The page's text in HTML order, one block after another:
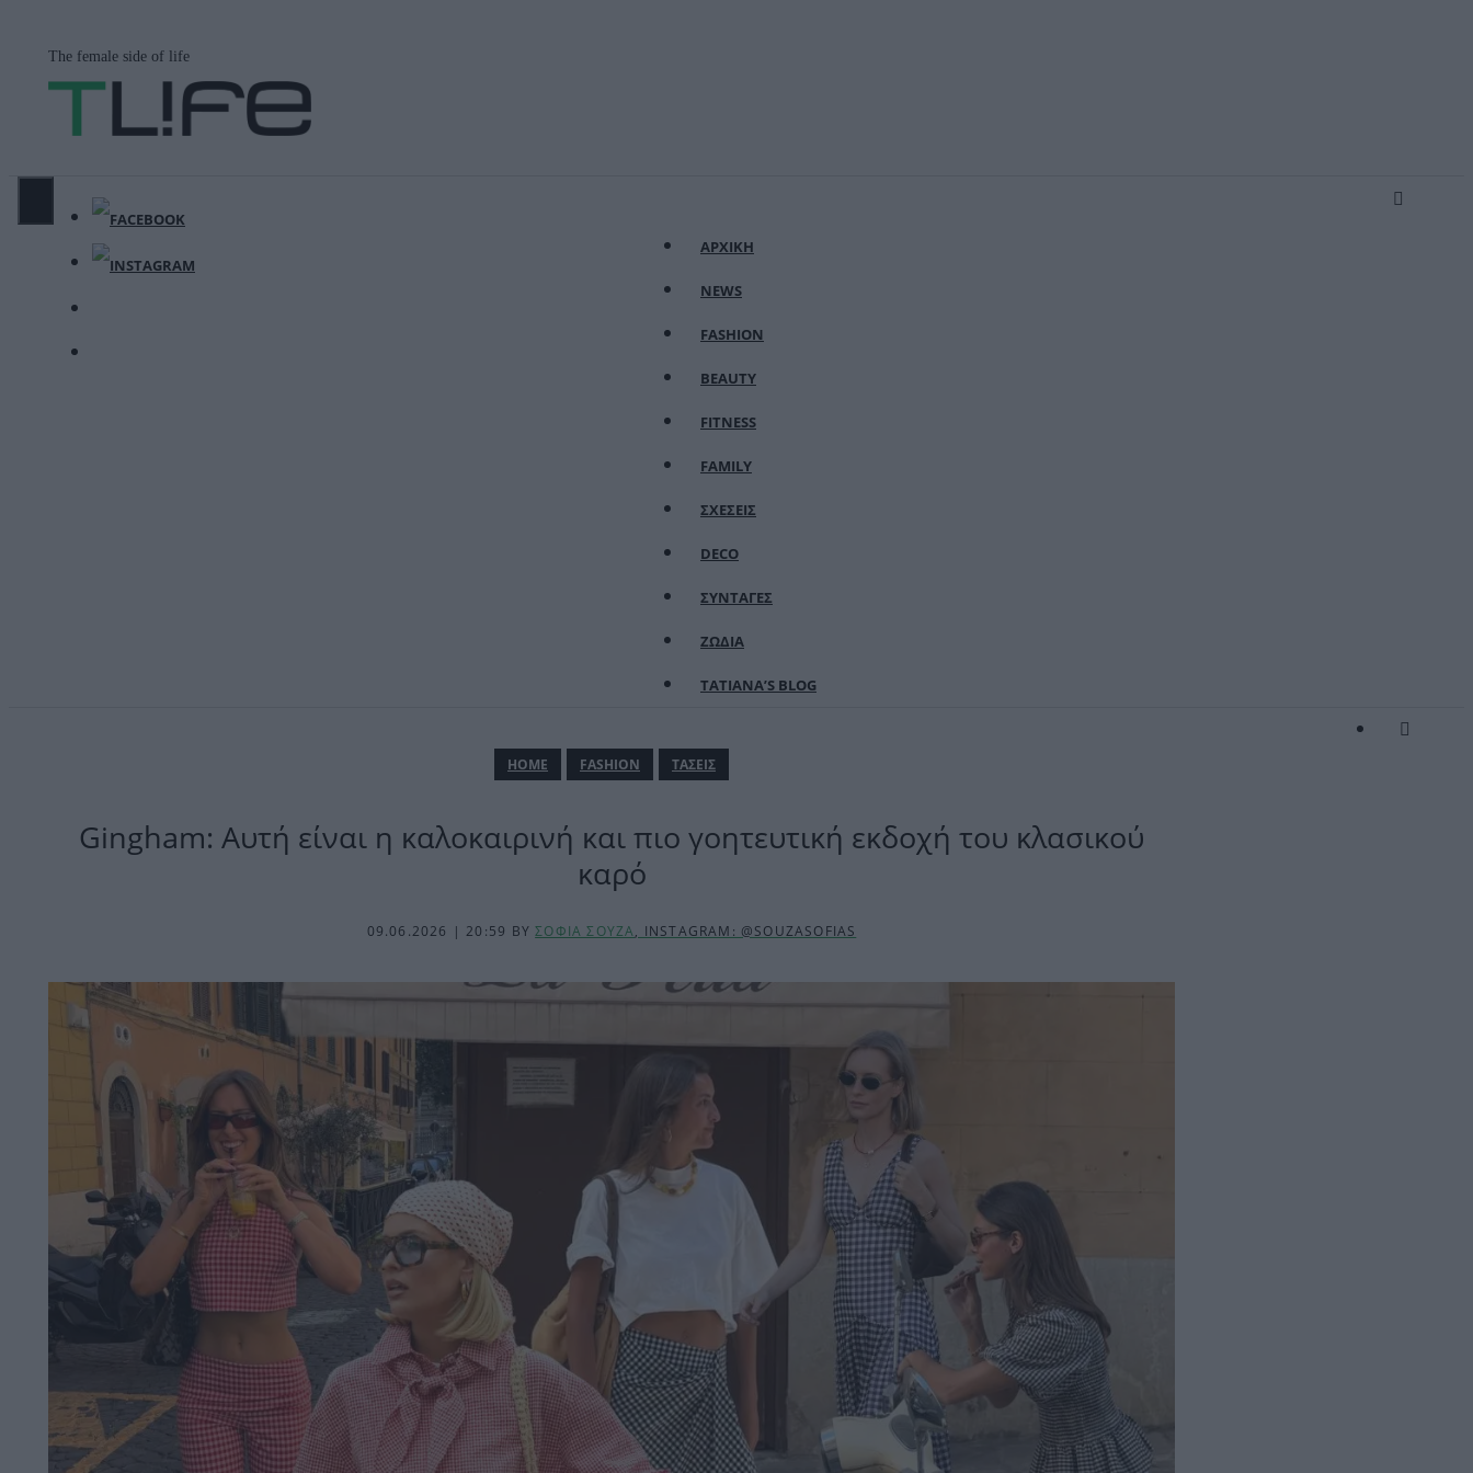
περιεχόμενο
The female side of life
ΑΡΧΙΚΗ
NEWS
FASHION
BEAUTY
FITNESS
FAMILY
ΣΧΕΣΕΙΣ
DECO
ΣΥΝΤΑΓΕΣ
ΖΩΔΙΑ
TATIANA’S BLOG
ΗΟΜΕ FASHION ΤΑΣΕΙΣ
Gingham: Αυτή είναι η καλοκαιρινή και πιο γοητευτική εκδοχή του κλασικού
καρό
09.06.2026 | 20:59 BYΣΟΦΙΑ ΣΟΥΖΑ, INSTAGRAM: @SOUZASOFIAS